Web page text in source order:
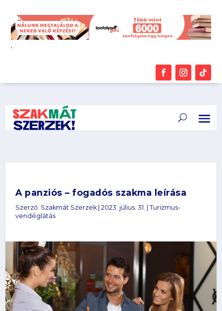
.
A panziós – fogadós szakma leírása
Szerző: Szakmát Szerzek|2023. július. 31. |Turizmus-
vendéglátás